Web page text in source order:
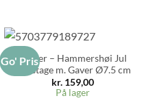
Go' PrisKähler – Hammershøi Jul
Lysestage m. Gaver Ø7.5 cm
kr.159,00
På lager